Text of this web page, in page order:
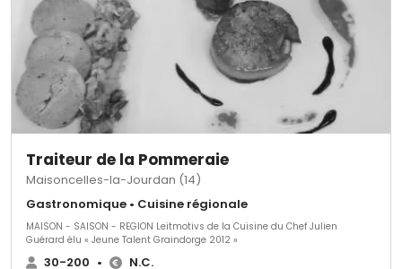
Traiteur de la Pommeraie
Maisoncelles-la-Jourdan (14)
Gastronomique • Cuisine régionale
MAISON - SAISON - REGION Leitmotivs de la Cuisine du Chef Julien
Guérard élu « Jeune Talent Graindorge 2012 »
30-200 • N.C.